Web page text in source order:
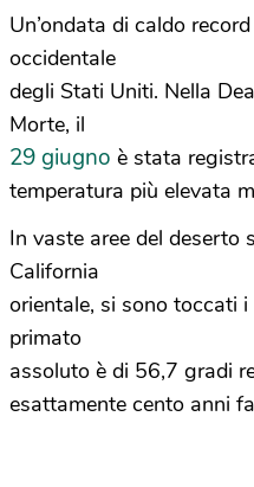
Un’ondata di caldo
occidentale
degli Stati Uniti. Nella
Morte, il
29 giugno è stata
temperatura più elevata
In vaste aree del deserto
California
orientale, si sono toccati
primato
assoluto è di 56,7 gradi
esattamente cento anni